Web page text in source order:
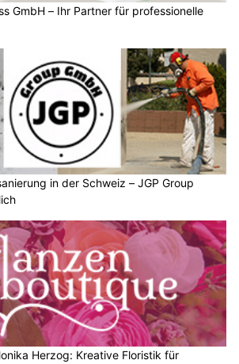
GmbH – Ihr Partner für professionelle
in der Schweiz – JGP Group
Herzog: Kreative Floristik für